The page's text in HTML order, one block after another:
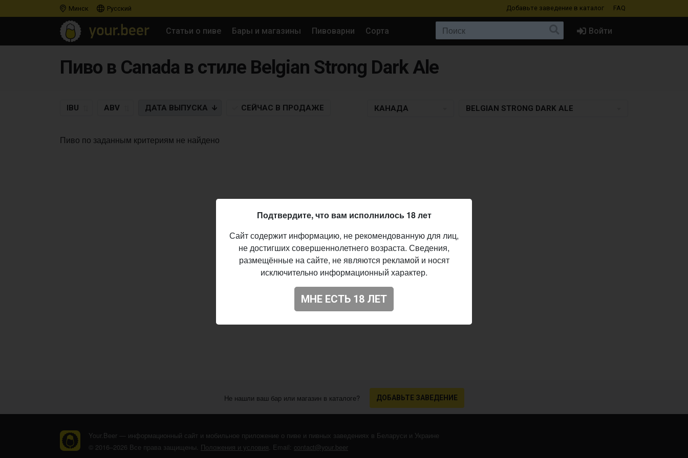
Минск Русский Добавьте заведение в каталог FAQ
Статьи о пиве Бары и магазины Пивоварни Сорта Войти
Пиво в Canada в стиле Belgian Strong Dark Ale
IBU ABV ДАТА ВЫПУСКА СЕЙЧАС В ПРОДАЖЕ КАНАДА BELGIAN STRONG DARK ALE
Пиво по заданным критериям не найдено
Не нашли ваш бар или магазин в каталоге? ДОБАВЬТЕ ЗАВЕДЕНИЕ
Your.Beer — информационный сайт и мобильное приложение о пиве и пивных заведениях в Беларуси и Украине
© 2016–2026 Все права защищены. Положения и условия. Email: contact@your.beer
Подтвердите, что вам исполнилось 18 лет
Сайт содержит информацию, не рекомендованную для лиц,
не достигших совершеннолетнего возраста. Сведения,
размещённые на сайте, не являются рекламой и носят
исключительно информационный характер.
МНЕ ЕСТЬ 18 ЛЕТ